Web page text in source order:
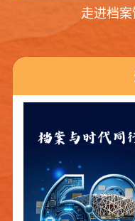
走进档